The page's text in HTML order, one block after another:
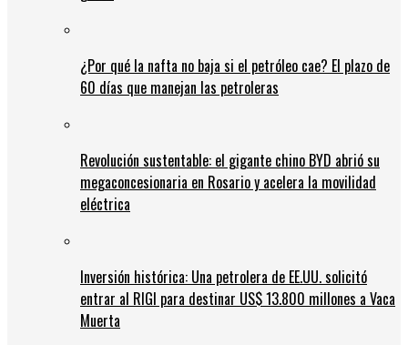
¿Por qué la nafta no baja si el petróleo cae? El plazo de
60 días que manejan las petroleras
Revolución sustentable: el gigante chino BYD abrió su
megaconcesionaria en Rosario y acelera la movilidad
eléctrica
Inversión histórica: Una petrolera de EE.UU. solicitó
entrar al RIGI para destinar US$ 13.800 millones a Vaca
Muerta